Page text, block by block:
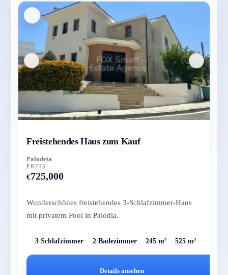
Freistehendes Haus zum Kauf
Palodeia
PREIS
€725,000
Wunderschönes freistehendes 3-Schlafzimmer-Haus
mit privatem Pool in Palodia.
3 Schlafzimmer 2 Badezimmer 245 m² 525 m²
Details ansehen